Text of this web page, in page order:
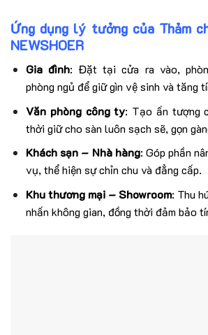
Ứng dụng lý tưởng của Thảm
NEWSHOER
Gia đình: Đặt tại cửa ra vào,
phòng ngủ để giữ gìn vệ sinh và tăng
Văn phòng công ty: Tạo ấn tượng
thời giữ cho sàn luôn sạch sẽ, gọn
Khách sạn – Nhà hàng: Góp phần
vụ, thể hiện sự chỉn chu và đẳng cấp.
Khu thương mại – Showroom: Thu
nhấn không gian, đồng thời đảm bảo